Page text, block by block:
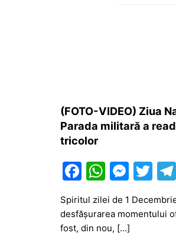
(FOTO-VIDEO) Ziua
Parada militară a
tricolor
F
c
e
W
h
at
s
M
s
s
T
itt
Spiritul zilei de 1
desfășurarea momentului
fost, din nou, […]